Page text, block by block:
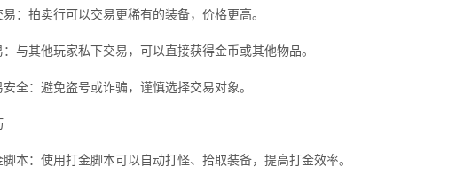
：拍卖行可以交易更稀有的装备，价格更高。
与其他玩家私下交易，可以直接获得金币或其他物品。
全：避免盗号或诈骗，谨慎选择交易对象。
本：使用打金脚本可以自动打怪、拾取装备，提高打金效率。